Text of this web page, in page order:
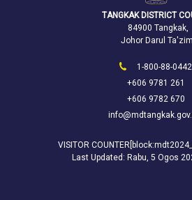
TANGKAK DISTRICT
84900 Tangkak,
Johor Darul Ta'zim.
1-800-88-0442
+606 9781 261
+606 9782 670
VISITOR
Last Updated: Rabu, 5 Ogos